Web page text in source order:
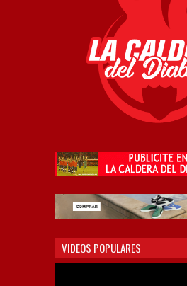
VIDEOS POPULARES